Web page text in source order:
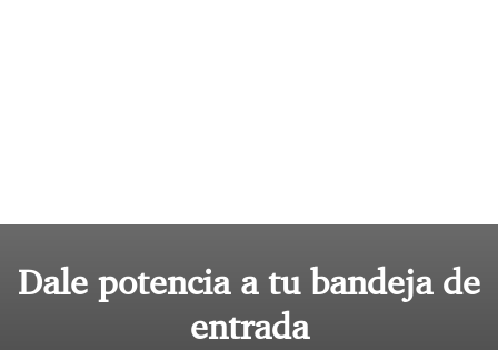
Dale potencia a tu bandeja de
entrada